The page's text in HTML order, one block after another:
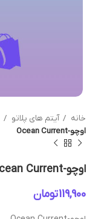
خانه آیتم های پلاتو
اوچو-Ocean Current
اوچو-Ocean Current
تومان